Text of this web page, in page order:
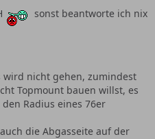
bitte:
sonst beantworte ich nix
wird nicht gehen, zumindest
Topmount bauen willst, es
Radius eines 76er
die Abgasseite auf der